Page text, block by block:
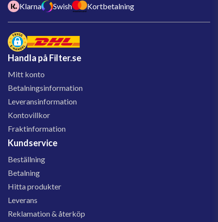
Klarna Swish Kortbetalning
Handla på Filter.se
Mitt konto
Betalningsinformation
Leveransinformation
Kontovillkor
Fraktinformation
Kundservice
Beställning
Betalning
Hitta produkter
Leverans
Reklamation & återköp